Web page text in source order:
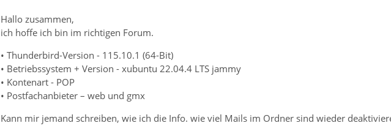
Hallo zusammen,
ich hoffe ich bin im richtigen Forum.
• Thunderbird-Version - 115.10.1 (64-Bit)
• Betriebssystem + Version - xubuntu 22.04.4 LTS jammy
• Kontenart - POP
• Postfachanbieter – web und gmx
Kann mir jemand schreiben, wie ich die Info. wie viel Mails im Ordner sind wieder